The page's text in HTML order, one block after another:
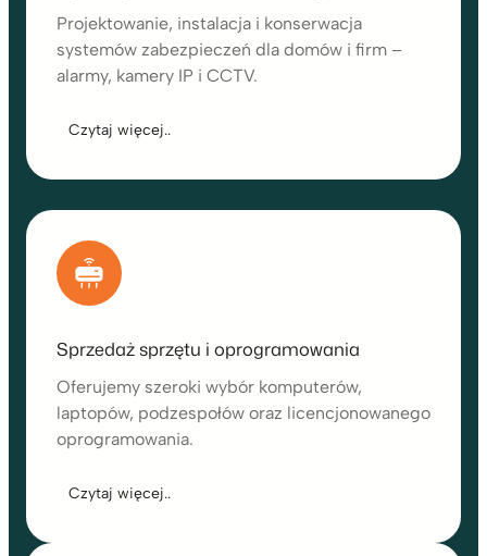
Projektowanie, instalacja i konserwacja
systemów zabezpieczeń dla domów i firm –
alarmy, kamery IP i CCTV.
Czytaj więcej..
Sprzedaż sprzętu i oprogramowania
Oferujemy szeroki wybór komputerów,
laptopów, podzespołów oraz licencjonowanego
oprogramowania.
Czytaj więcej..